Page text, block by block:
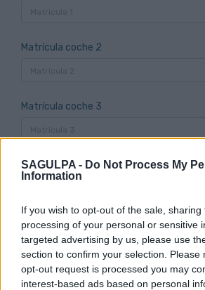
SAGULPA - Do Not Process My
Information
If you wish to opt-out of the sale,
processing of your personal or sensitive
targeted advertising by us, please use
section to confirm your selection. Please
opt-out request is processed you may
interest-based ads based on personal
Matrícula coche 2
Matrícula coche 3
Matrícula coche 4
Matrícula coche 5
Normas para la contraseña